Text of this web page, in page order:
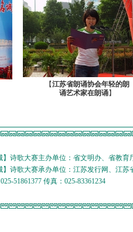
【江苏省朗诵协会年轻的朗
诵艺术家在朗诵】
】诗歌大赛主办单位：省文明办、省教
】诗歌大赛承办单位：江苏发行网、江
51861377 传真：025-83361234